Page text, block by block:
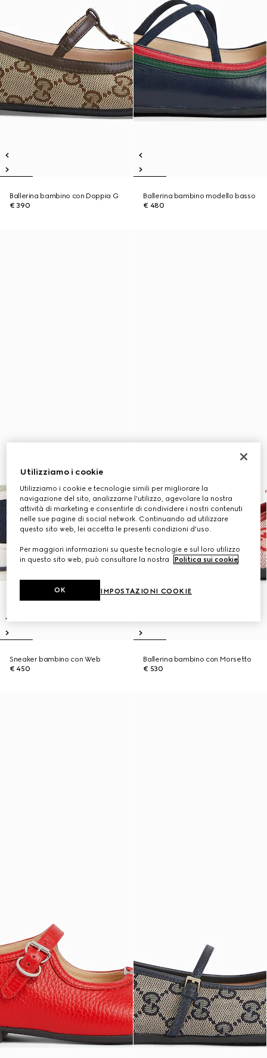
Ballerina bambino con Doppia G
€ 390
Ballerina bambino modello basso
€ 480
Sneaker bambino con Web
€ 450
Ballerina bambino con Morsetto
€ 530
Utilizziamo i cookie
Utilizziamo i cookie e tecnologie simili per migliorare la
navigazione del sito, analizzarne l'utilizzo, agevolare la nostra
attività di marketing e consentirle di condividere i nostri contenuti
nelle sue pagine di social network. Continuando ad utilizzare
questo sito web, lei accetta le presenti condizioni d'uso.
Per maggiori informazioni su queste tecnologie e sul loro utilizzo
in questo sito web, può consultare la nostra
Politica sui cookie.
IMPOSTAZIONI COOKIE
OK